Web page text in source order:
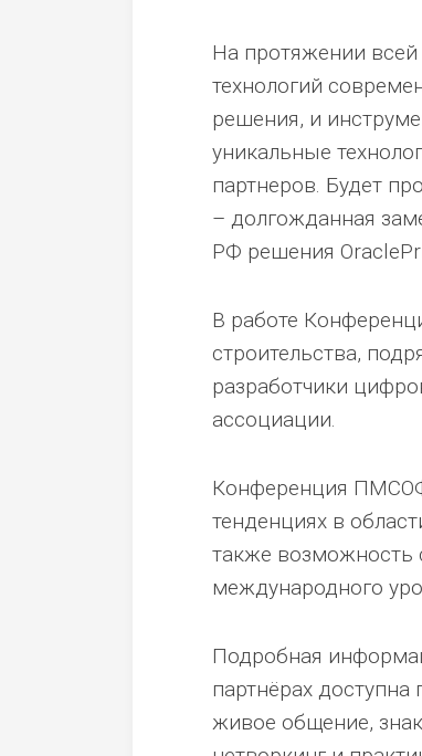
На протяжении
технологий
решения, и
уникальные
партнеров. Будет
– долгожданная
РФ решения
В работе
строительства,
разработчики
ассоциации.
Конференция
тенденциях в
также возможность
международного
Подробная
партнёрах
живое общение,